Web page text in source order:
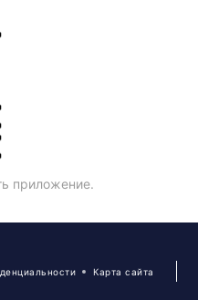
приложение.
Карта сайта